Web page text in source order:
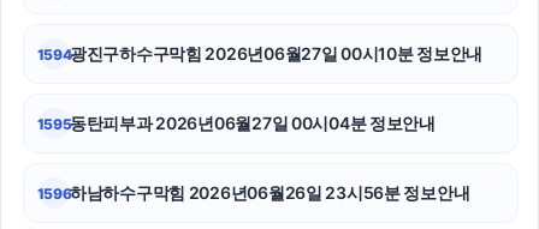
일산한의원
도봉구하수구막힘
1594광진구하수구막힘 2026년06월27일 00시10분 정보안내
1595동탄피부과 2026년06월27일 00시04분 정보안내
1596하남하수구막힘 2026년06월26일 23시56분 정보안내